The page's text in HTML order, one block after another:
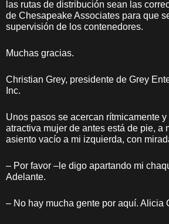
las rutas de distribución sean las
de Chesapeake Associates para que
supervisión de los contenedores.
Muchas gracias.
Christian Grey, presidente de Grey
Inc.
Unos pasos se acercan rítmicamente
atractiva mujer de antes está de pie, a
asiento vacío a mi izquierda, con
– Por favor –le digo apartando mi
Adelante.
– No hay mucha gente por aquí. Alicia